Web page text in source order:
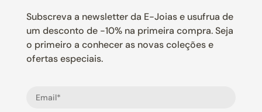
Subscreva a newsletter da E-Joias e usufrua de
um desconto de -10% na primeira compra. Seja
o primeiro a conhecer as novas coleções e
ofertas especiais.